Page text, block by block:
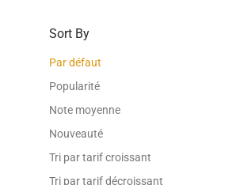
Sort By
Par défaut
Popularité
Note moyenne
Nouveauté
Tri par tarif croissant
Tri par tarif décroissant